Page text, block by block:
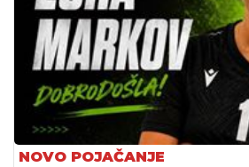
NOVO POJAČANJE